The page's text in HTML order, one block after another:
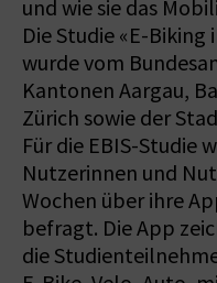
und wie sie das
Die Studie «E-Biking
wurde vom
Kantonen Aargau,
Zürich sowie der
Für die EBIS-Studie
Nutzerinnen und
Wochen über ihre
befragt. Die App
die